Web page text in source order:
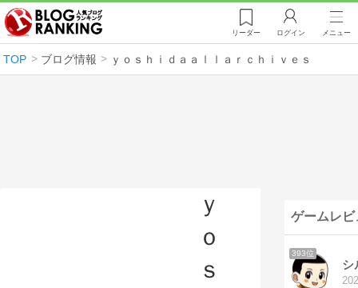
リーダー ログイン メニュー
TOP ブログ情報 ｙｏｓｈｉｄａａｌｌａｒｃｈｉｖｅｓ
ｙ
ｏ
ｓ
ゲームレ
393位
シ